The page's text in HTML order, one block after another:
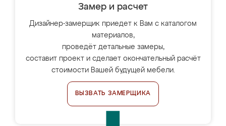
Замер и расчет
Дизайнер-замерщик приедет к Вам с каталогом
материалов,
проведёт детальные замеры,
составит проект и сделает окончательный расчёт
стоимости Вашей будущей мебели.
ВЫЗВАТЬ ЗАМЕРЩИКА